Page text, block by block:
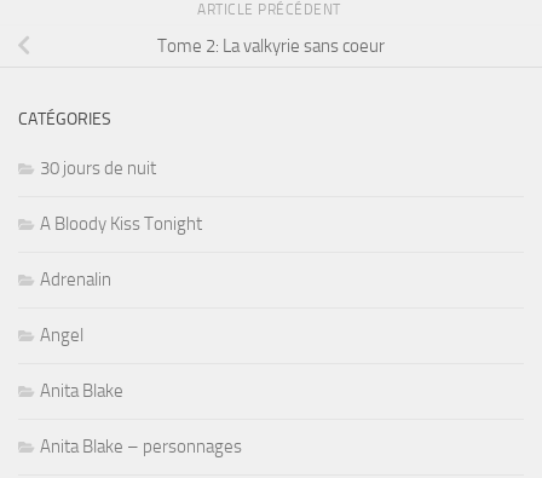
ARTICLE PRÉCÉDENT
Tome 2: La valkyrie sans coeur
CATÉGORIES
30 jours de nuit
A Bloody Kiss Tonight
Adrenalin
Angel
Anita Blake
Anita Blake – personnages